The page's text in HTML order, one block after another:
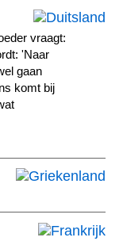
vraagt:
'Naar
gaan
komt bij